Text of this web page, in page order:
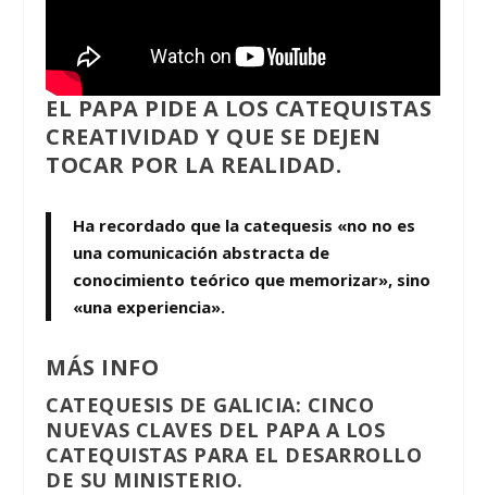
EL PAPA PIDE A LOS CATEQUISTAS
CREATIVIDAD Y QUE SE DEJEN
TOCAR POR LA REALIDAD.
Ha recordado que la catequesis «no no es
una comunicación abstracta de
conocimiento teórico que memorizar», sino
«una experiencia».
MÁS INFO
CATEQUESIS DE GALICIA: CINCO
NUEVAS CLAVES DEL PAPA A LOS
CATEQUISTAS PARA EL DESARROLLO
DE SU MINISTERIO.